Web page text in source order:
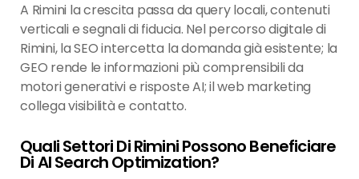
A Rimini la crescita passa da query locali, contenuti
verticali e segnali di fiducia. Nel percorso digitale di
Rimini, la SEO intercetta la domanda già esistente; la
GEO rende le informazioni più comprensibili da
motori generativi e risposte AI; il web marketing
collega visibilità e contatto.
Quali Settori Di Rimini Possono Beneficiare
Di AI Search Optimization?